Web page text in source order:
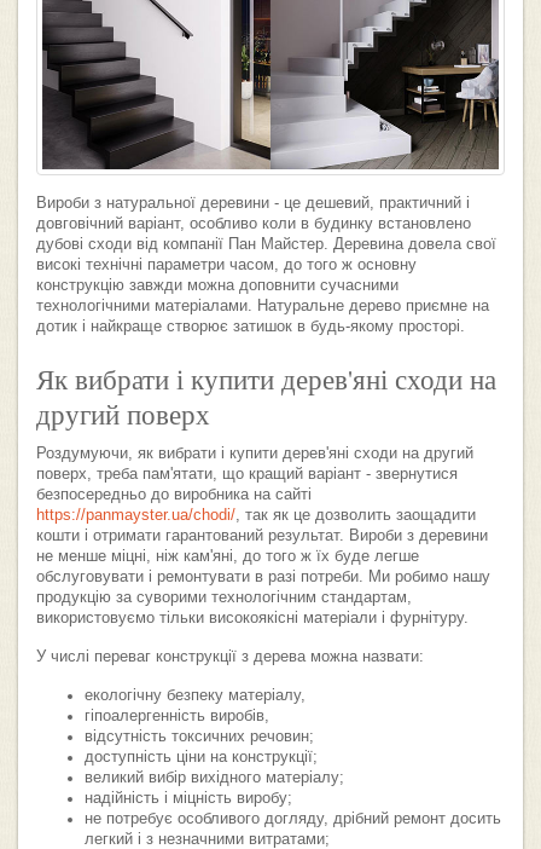
Вироби з натуральної деревини - це дешевий, практичний і
довговічний варіант, особливо коли в будинку встановлено
дубові сходи від компанії Пан Майстер. Деревина довела свої
високі технічні параметри часом, до того ж основну
конструкцію завжди можна доповнити сучасними
технологічними матеріалами. Натуральне дерево приємне на
дотик і найкраще створює затишок в будь-якому просторі.
Як вибрати і купити дерев'яні сходи на
другий поверх
Роздумуючи, як вибрати і купити дерев'яні сходи на другий
поверх, треба пам'ятати, що кращий варіант - звернутися
безпосередньо до виробника на сайті
https://panmayster.ua/chodi/ , так як це дозволить заощадити
кошти і отримати гарантований результат. Вироби з деревини
не менше міцні, ніж кам'яні, до того ж їх буде легше
обслуговувати і ремонтувати в разі потреби. Ми робимо нашу
продукцію за суворими технологічним стандартам,
використовуємо тільки високоякісні матеріали і фурнітуру.
У числі переваг конструкції з дерева можна назвати:
екологічну безпеку матеріалу,
гіпоалергенність виробів,
відсутність токсичних речовин;
доступність ціни на конструкції;
великий вибір вихідного матеріалу;
надійність і міцність виробу;
не потребує особливого догляду, дрібний ремонт досить
легкий і з незначними витратами;